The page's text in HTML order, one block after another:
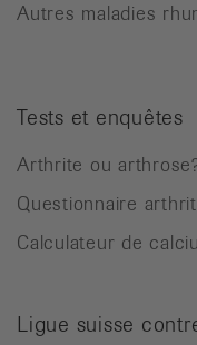
Autres maladies
Tests et enquêtes
Arthrite ou
Questionnaire
Calculateur de
Ligue suisse